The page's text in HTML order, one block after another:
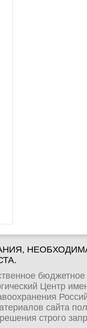
Центр
сайта
строго